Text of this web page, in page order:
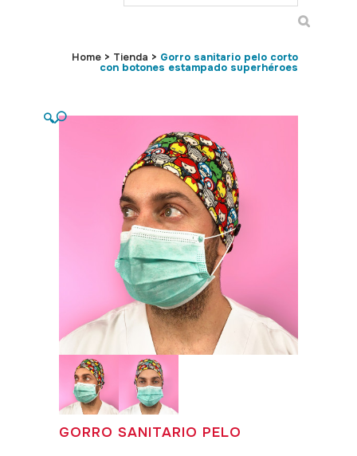
c
h
Home > Tienda > Gorro sanitario pelo corto
con botones estampado superhéroes
🔍
GORRO SANITARIO PELO